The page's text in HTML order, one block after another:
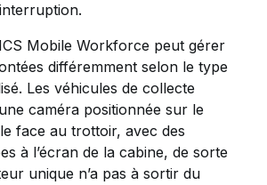
Mobile Workforce peut gérer
différemment selon le type
Les véhicules de collecte
caméra positionnée sur le
face au trottoir, avec des
à l’écran de la cabine, de sorte
unique n’a pas à sortir du